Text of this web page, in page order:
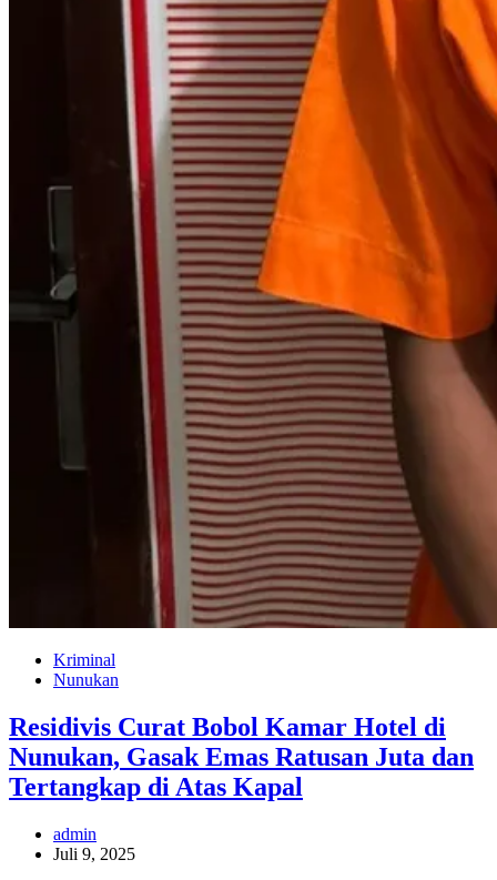
Kriminal
Nunukan
Residivis Curat Bobol Kamar Hotel di
Nunukan, Gasak Emas Ratusan Juta dan
Tertangkap di Atas Kapal
admin
Juli 9, 2025